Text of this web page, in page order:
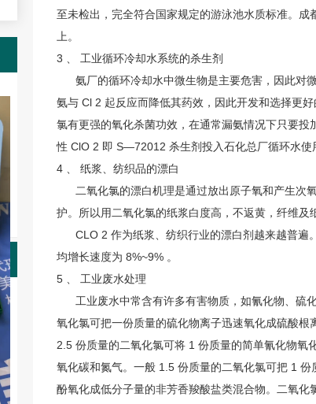
至未检出，完全符合国家规定的游泳池水质标准。
上。
3 、 工业循环冷却水系统的杀生剂
氨厂的循环冷却水中微生物是主要危害，因此对
氨与 Cl 2 起反应而降低其药效，因此开发和选择更
氯有更强的氧化杀菌功效，在通常漏氨情况下只要
性 ClO 2 即 S—72012 杀生剂投入石化总厂循环水使
4 、 纸浆、纺织品的漂白
二氧化氯的漂白机理是通过放出原子氧和产生次
护。所以用二氧化氯的纸浆白度高，不返黄，纤维及
CLO 2 作为纸浆、纺织行业的漂白剂越来越普遍
均增长速度为 8%~9% 。
5 、 工业废水处理
工业废水中常含有许多有害物质，如氰化物、硫
氧化氯可把一份质量的硫化物离子迅速氧化成硫酸
2.5 份质量的二氧化氯可将 1 份质量的简单氰化物
氧化碳和氮气。一般 1.5 份质量的二氧化氯可把 1
酚氧化成低分子量的非芳香羧酸盐类混合物。二氧化